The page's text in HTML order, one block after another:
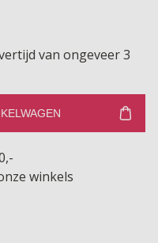
van ongeveer 3
winkels